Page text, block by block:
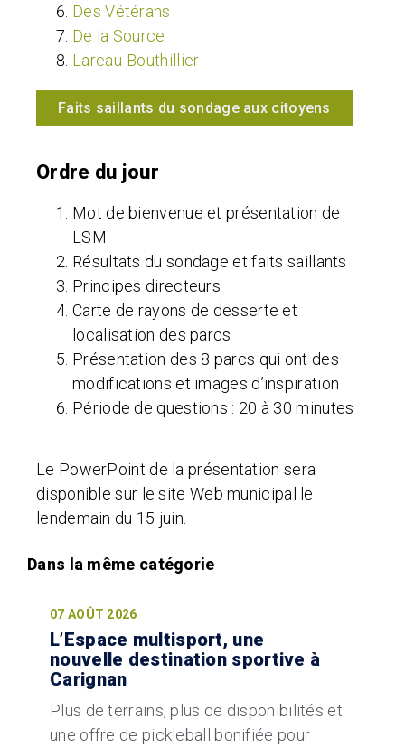
Des Vétérans
De la Source
Lareau-Bouthillier
Faits saillants du sondage aux citoyens
Ordre du jour
Mot de bienvenue et présentation de
LSM
Résultats du sondage et faits saillants
Principes directeurs
Carte de rayons de desserte et
localisation des parcs
Présentation des 8 parcs qui ont des
modifications et images d’inspiration
Période de questions : 20 à 30 minutes
Le PowerPoint de la présentation sera
disponible sur le site Web municipal le
lendemain du 15 juin.
07 AOÛT 2026
L’Espace multisport, une
nouvelle destination sportive à
Carignan
Plus de terrains, plus de disponibilités et
une offre de pickleball bonifiée pour